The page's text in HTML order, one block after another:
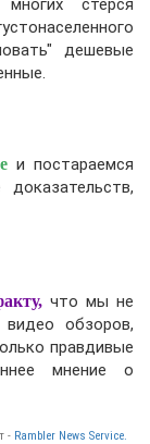
стерся
дешевые
и постараемся
что мы не
обзоров,
правдивые
мнение о
- Rambler News Service.